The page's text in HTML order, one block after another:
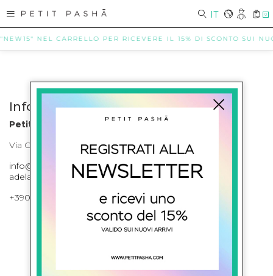
IT 0
NEL CARRELLO PER RICEVERE IL 15% DI SCONTO SUI
Info contatti
Petit Pasha
Via Cilea, 255 Napoli Corso Umberto I 301 Napoli
info@petitpasha.com, petitpasha@hotmail.it,
adelaide.petitpasha@hotmail.com
+39081643421 , +390812351280
ISCRIVITI ALLA NEWSLETTER